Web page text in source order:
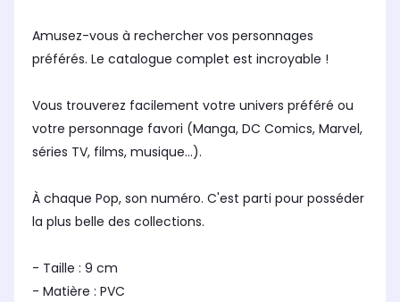
Amusez-vous à rechercher vos personnages
préférés. Le catalogue complet est incroyable !
Vous trouverez facilement votre univers préféré ou
votre personnage favori (Manga, DC Comics, Marvel,
séries TV, films, musique...).
À chaque Pop, son numéro. C'est parti pour posséder
la plus belle des collections.
- Taille : 9 cm
- Matière : PVC